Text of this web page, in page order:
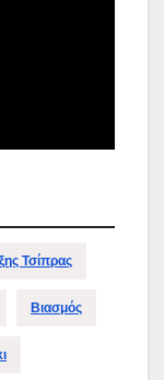
Τσίπρας
Βιασμός